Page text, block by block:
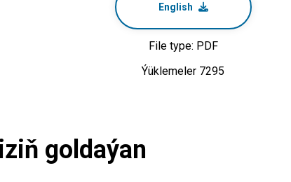
English
File type: PDF
Ýüklemeler 7295
goldaýan